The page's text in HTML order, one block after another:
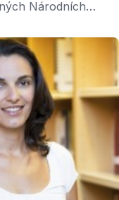
Národních
Scio testy nebo
nejsou pro
od jehož
let, však může